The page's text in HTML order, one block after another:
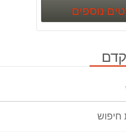
נוספיםפרטים נוספים